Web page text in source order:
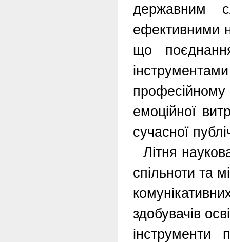
державним
ефективними
що
емоційної
сучасної
Літня
спільноти та
здобувачів
інструменти